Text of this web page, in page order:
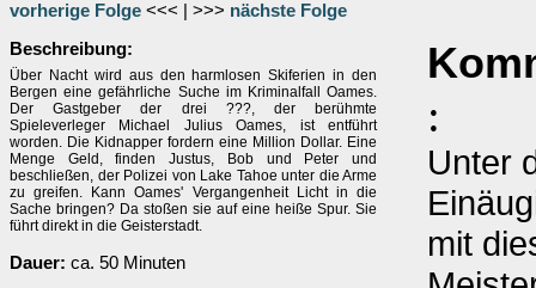
vorherige Folge <<< | >>> nächste Folge
Beschreibung:
Über Nacht wird aus den harmlosen Skiferien in den
Bergen eine gefährliche Suche im Kriminalfall Oames.
Der Gastgeber der drei ???, der berühmte
Spieleverleger Michael Julius Oames, ist entführt
worden. Die Kidnapper fordern eine Million Dollar. Eine
Menge Geld, finden Justus, Bob und Peter und
beschließen, der Polizei von Lake Tahoe unter die Arme
zu greifen. Kann Oames' Vergangenheit Licht in die
Sache bringen? Da stoßen sie auf eine heiße Spur. Sie
führt direkt in die Geisterstadt.
Dauer: ca. 50 Minuten
:
Unter
mit